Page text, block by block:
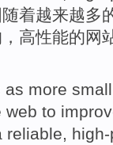
随着越来越多
高性能的网
as more small
web to
reliable,